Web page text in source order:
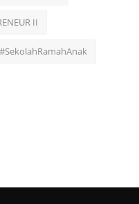
II
#SekolahRamahAnak